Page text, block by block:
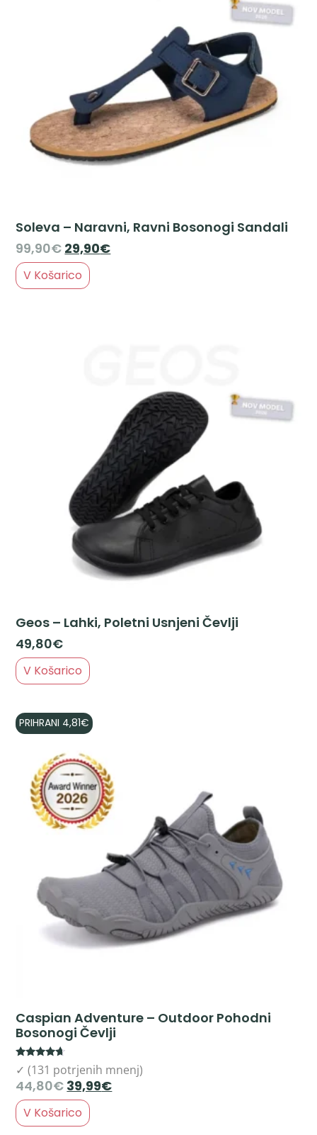
Soleva – Naravni, Ravni Bosonogi Sandali
99,90€ 29,90€
V Košarico
Geos – Lahki, Poletni Usnjeni Čevlji
49,80€
V Košarico
PRIHRANI 4,81€
Caspian Adventure – Outdoor Pohodni
Bosonogi Čevlji
Rated
4.44
out of 5
✓ (131 potrjenih mnenj)
44,80€ 39,99€
V Košarico